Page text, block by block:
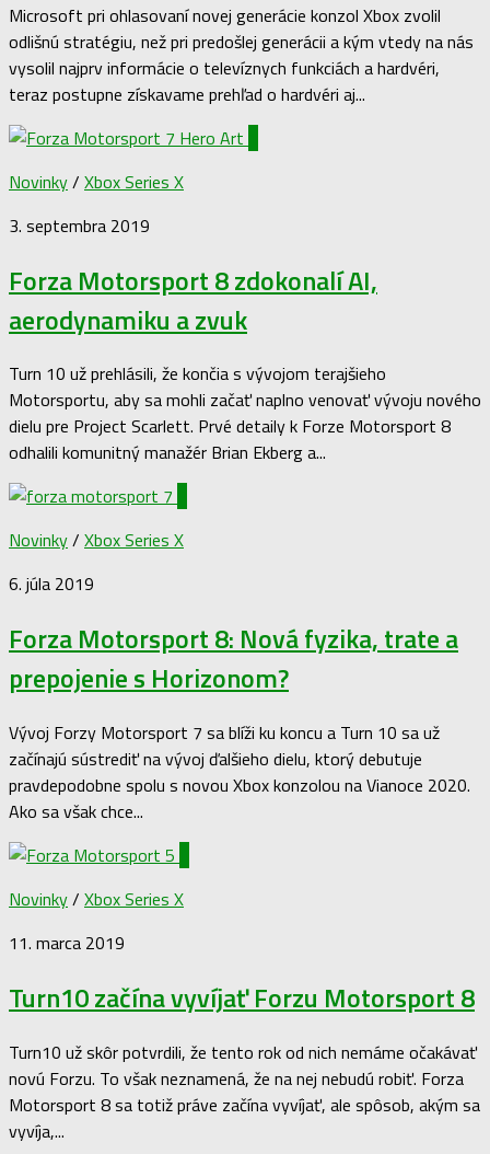
Microsoft pri ohlasovaní novej generácie konzol Xbox zvolil
odlišnú stratégiu, než pri predošlej generácii a kým vtedy na nás
vysolil najprv informácie o televíznych funkciách a hardvéri,
teraz postupne získavame prehľad o hardvéri aj...
Novinky/ Xbox Series X
3. septembra 2019
Forza Motorsport 8 zdokonalí AI,
aerodynamiku a zvuk
Turn 10 už prehlásili, že končia s vývojom terajšieho
Motorsportu, aby sa mohli začať naplno venovať vývoju nového
dielu pre Project Scarlett. Prvé detaily k Forze Motorsport 8
odhalili komunitný manažér Brian Ekberg a...
Novinky/ Xbox Series X
6. júla 2019
Forza Motorsport 8: Nová fyzika, trate a
prepojenie s Horizonom?
Vývoj Forzy Motorsport 7 sa blíži ku koncu a Turn 10 sa už
začínajú sústrediť na vývoj ďalšieho dielu, ktorý debutuje
pravdepodobne spolu s novou Xbox konzolou na Vianoce 2020.
Ako sa však chce...
Novinky/ Xbox Series X
11. marca 2019
Turn10 začína vyvíjať Forzu Motorsport 8
Turn10 už skôr potvrdili, že tento rok od nich nemáme očakávať
novú Forzu. To však neznamená, že na nej nebudú robiť. Forza
Motorsport 8 sa totiž práve začína vyvíjať, ale spôsob, akým sa
vyvíja,...